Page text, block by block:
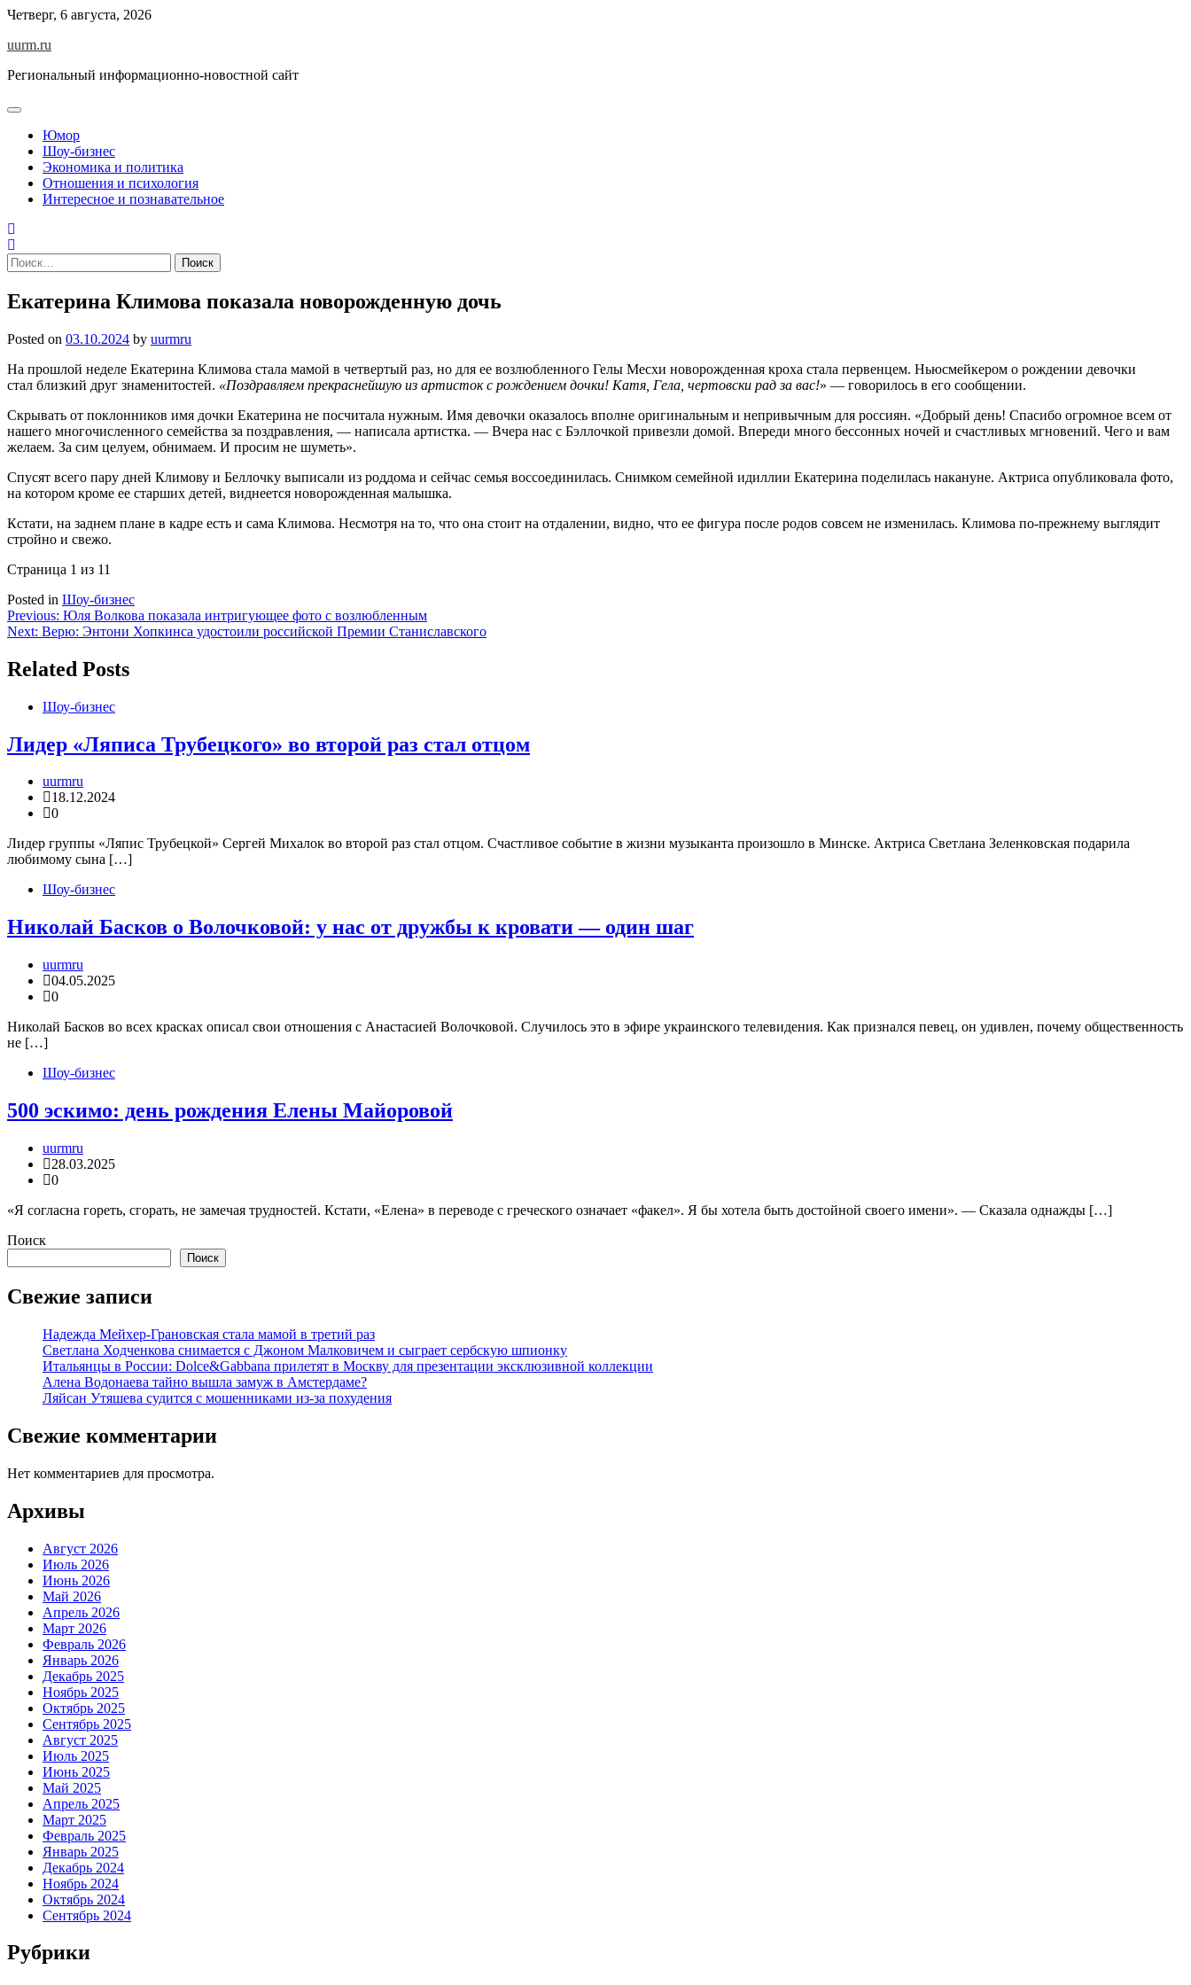
Skip
content
Четверг, 6 августа, 2026
uurm.ru
Региональный информационно-новостной сайт
Юмор
Шоу-бизнес
Экономика и политика
Отношения и психология
Интересное и познавательное
Найти:
Екатерина Климова показала новорожденную дочь
Posted on 03.10.2024 by uurmru
На прошлой неделе Екатерина Климова стала мамой в четвертый раз, но для ее возлюбленного Гелы Месхи новорожденная кроха стала первенцем. Ньюсмейкером о рождении девочки
стал близкий друг знаменитостей. «Поздравляем прекраснейшую из артисток с рождением дочки! Катя, Гела, чертовски рад за вас!» — говорилось в его сообщении.
Скрывать от поклонников имя дочки Екатерина не посчитала нужным. Имя девочки оказалось вполне оригинальным и непривычным для россиян. «Добрый день! Спасибо огромное всем от
нашего многочисленного семейства за поздравления, — написала артистка. — Вчера нас с Бэллочкой привезли домой. Впереди много бессонных ночей и счастливых мгновений. Чего и вам
желаем. За сим целуем, обнимаем. И просим не шуметь».
Спусят всего пару дней Климову и Беллочку выписали из роддома и сейчас семья воссоединилась. Снимком семейной идиллии Екатерина поделилась накануне. Актриса опубликовала фото,
на котором кроме ее старших детей, виднеется новорожденная малышка.
Кстати, на заднем плане в кадре есть и сама Климова. Несмотря на то, что она стоит на отдалении, видно, что ее фигура после родов совсем не изменилась. Климова по-прежнему выглядит
стройно и свежо.
Страница 1 из 11
Posted in Шоу-бизнес
Навигация
по
записям
Previous: Юля Волкова показала интригующее фото с возлюбленным
Next: Верю: Энтони Хопкинса удостоили российской Премии Станиславского
Related Posts
Шоу-бизнес
Лидер «Ляписа Трубецкого» во второй раз стал отцом
uurmru
18.12.2024
0
Лидер группы «Ляпис Трубецкой» Сергей Михалок во второй раз стал отцом. Счастливое событие в жизни музыканта произошло в Минске. Актриса Светлана Зеленковская подарила
любимому сына […]
Шоу-бизнес
Николай Басков о Волочковой: у нас от дружбы к кровати — один шаг
uurmru
04.05.2025
0
Николай Басков во всех красках описал свои отношения с Анастасией Волочковой. Случилось это в эфире украинского телевидения. Как признался певец, он удивлен, почему общественность
не […]
Шоу-бизнес
500 эскимо: день рождения Елены Майоровой
uurmru
28.03.2025
0
«Я согласна гореть, сгорать, не замечая трудностей. Кстати, «Елена» в переводе с греческого означает «факел». Я бы хотела быть достойной своего имени». — Сказала однажды […]
Поиск
Поиск
Свежие записи
Надежда Мейхер-Грановская стала мамой в третий раз
Светлана Ходченкова снимается с Джоном Малковичем и сыграет сербскую шпионку
Итальянцы в России: Dolce&Gabbana прилетят в Москву для презентации эксклюзивной коллекции
Алена Водонаева тайно вышла замуж в Амстердаме?
Ляйсан Утяшева судится с мошенниками из-за похудения
Свежие комментарии
Нет комментариев для просмотра.
Архивы
Август 2026
Июль 2026
Июнь 2026
Май 2026
Апрель 2026
Март 2026
Февраль 2026
Январь 2026
Декабрь 2025
Ноябрь 2025
Октябрь 2025
Сентябрь 2025
Август 2025
Июль 2025
Июнь 2025
Май 2025
Апрель 2025
Март 2025
Февраль 2025
Январь 2025
Декабрь 2024
Ноябрь 2024
Октябрь 2024
Сентябрь 2024
Рубрики